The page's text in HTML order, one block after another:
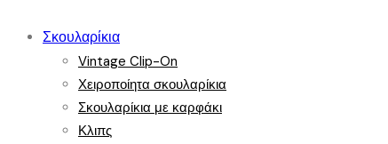
Σκουλαρίκια
Vintage Clip-On
Χειροποίητα σκουλαρίκια
Σκουλαρίκια με καρφάκι
Κλιπς